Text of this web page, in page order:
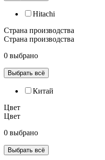
Hitachi
Страна производства
Страна производства
0 выбрано
Выбрать всё
Китай
Цвет
Цвет
0 выбрано
Выбрать всё